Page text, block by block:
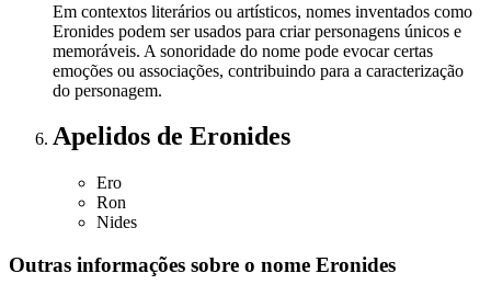
Em contextos literários ou artísticos, nomes inventados como
Eronides podem ser usados para criar personagens únicos e
memoráveis. A sonoridade do nome pode evocar certas
emoções ou associações, contribuindo para a caracterização
do personagem.
Apelidos de Eronides
Ero
Ron
Nides
Outras informações sobre o nome Eronides